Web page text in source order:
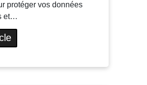
protéger vos données
et…